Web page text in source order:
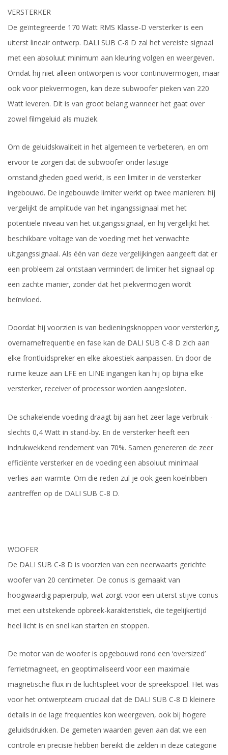
VERSTERKER
De geïntegreerde 170 Watt RMS Klasse-D versterker is een
uiterst lineair ontwerp. DALI SUB C-8 D zal het vereiste signaal
met een absoluut minimum aan kleuring volgen en weergeven.
Omdat hij niet alleen ontworpen is voor continuvermogen, maar
ook voor piekvermogen, kan deze subwoofer pieken van 220
Watt leveren. Dit is van groot belang wanneer het gaat over
zowel filmgeluid als muziek.
Om de geluidskwaliteit in het algemeen te verbeteren, en om
ervoor te zorgen dat de subwoofer onder lastige
omstandigheden goed werkt, is een limiter in de versterker
ingebouwd. De ingebouwde limiter werkt op twee manieren: hij
vergelijkt de amplitude van het ingangssignaal met het
potentiële niveau van het uitgangssignaal, en hij vergelijkt het
beschikbare voltage van de voeding met het verwachte
uitgangssignaal. Als één van deze vergelijkingen aangeeft dat er
een probleem zal ontstaan vermindert de limiter het signaal op
een zachte manier, zonder dat het piekvermogen wordt
beïnvloed.
Doordat hij voorzien is van bedieningsknoppen voor versterking,
overnamefrequentie en fase kan de DALI SUB C-8 D zich aan
elke frontluidspreker en elke akoestiek aanpassen. En door de
ruime keuze aan LFE en LINE ingangen kan hij op bijna elke
versterker, receiver of processor worden aangesloten.
De schakelende voeding draagt bij aan het zeer lage verbruik -
slechts 0,4 Watt in stand-by. En de versterker heeft een
indrukwekkend rendement van 70%. Samen genereren de zeer
efficiënte versterker en de voeding een absoluut minimaal
verlies aan warmte. Om die reden zul je ook geen koelribben
aantreffen op de DALI SUB C-8 D.
WOOFER
De DALI SUB C-8 D is voorzien van een neerwaarts gerichte
woofer van 20 centimeter. De conus is gemaakt van
hoogwaardig papierpulp, wat zorgt voor een uiterst stijve conus
met een uitstekende opbreek-karakteristiek, die tegelijkertijd
heel licht is en snel kan starten en stoppen.
De motor van de woofer is opgebouwd rond een ‘oversized’
ferrietmagneet, en geoptimaliseerd voor een maximale
magnetische flux in de luchtspleet voor de spreekspoel. Het was
voor het ontwerpteam cruciaal dat de DALI SUB C-8 D kleinere
details in de lage frequenties kon weergeven, ook bij hogere
geluidsdrukken. De gemeten waarden geven aan dat we een
controle en precisie hebben bereikt die zelden in deze categorie